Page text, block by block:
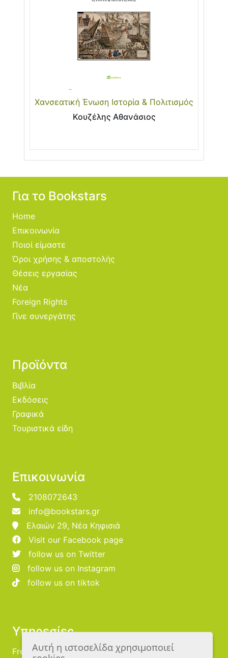
Χανσεατική Ένωση Ιστορία & Πολιτισμός
Κουζέλης Αθανάσιος
Για το Bookstars
Home
Επικοινωνία
Ποιοί είμαστε
Όροι χρήσης & αποστολής
Θέσεις εργασίας
Νέα
Foreign Rights
Γίνε συνεργάτης
Προϊόντα
Βιβλία
Εκδόσεις
Γραφικά
Τουριστικά είδη
Επικοινωνία
2108072643
info@bookstars.gr
Ελαιών 29, Νέα Κηφισιά
Visit our Facebook page
follow us on Twitter
follow us on Instagram
follow us on tiktok
Υπηρεσίες
Free Publishing
Αυτή η ιστοσελίδα χρησιμοποιεί